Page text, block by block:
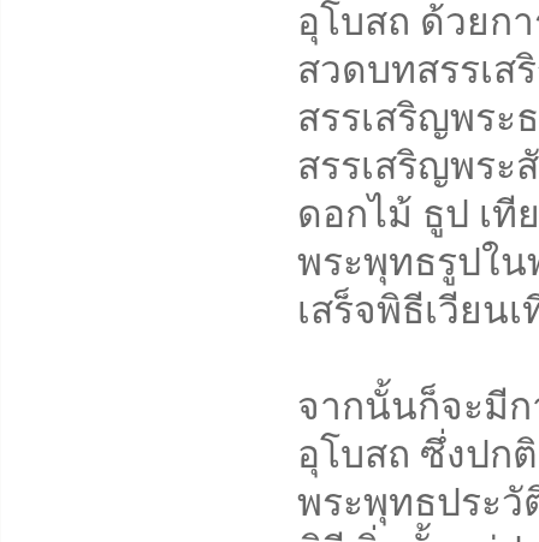
อุโบสถ ด้วยก
สวดบทสรรเ
สรรเสริญพร
สรรเสริญพร
ดอกไม้ ธูป เที
พระพุทธรูปใ
เสร็จพิธีเวียน
จากนั้นก็จะมีก
อุโบสถ ซึ่งปก
พระพุทธประ